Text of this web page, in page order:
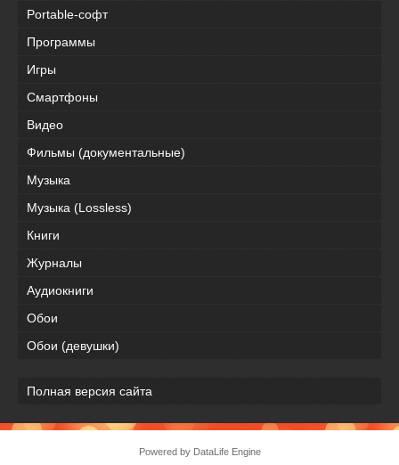
Portable-софт
Программы
Игры
Смартфоны
Видео
Фильмы (документальные)
Музыка
Музыка (Lossless)
Книги
Журналы
Аудиокниги
Обои
Обои (девушки)
Полная версия сайта
Powered by DataLife Engine